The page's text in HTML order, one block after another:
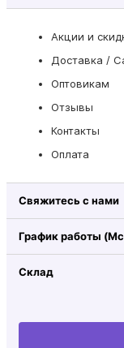
Акции и
Доставка /
Оптовикам
Отзывы
Контакты
Оплата
Свяжитесь с нами
График работы
Склад